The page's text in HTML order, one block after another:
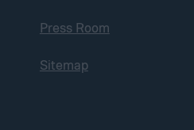
Press Room
Sitemap